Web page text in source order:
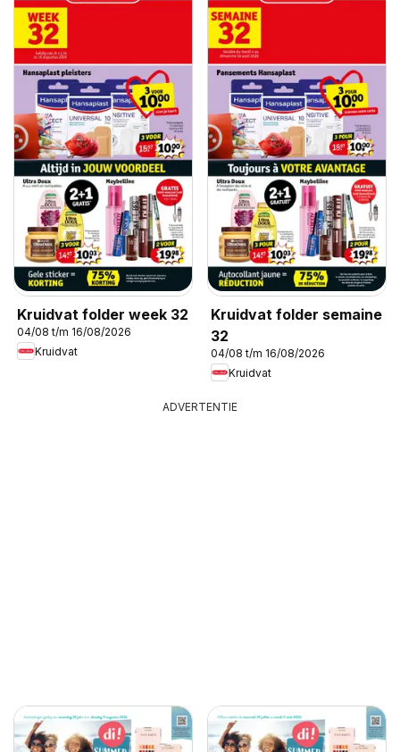
Kruidvat folder week 32
04/08 t/m 16/08/2026
Kruidvat
Kruidvat folder semaine
32
04/08 t/m 16/08/2026
Kruidvat
ADVERTENTIE